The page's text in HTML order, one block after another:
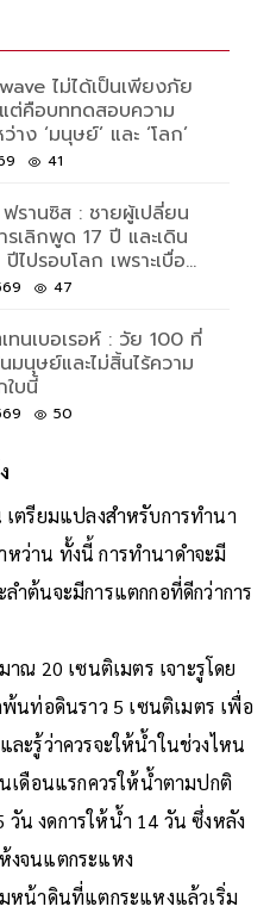
ไม่ได้เป็นเพียงภัย
ต่คือบททดสอบความ
าง ‘มนุษย์’ และ ‘โลก’
41
รานซิส : ชายผู้เปลี่ยน
เลิกพูด 17 ปี และเดิน
ไปรอบโลก เพราะเบื่อ
ง
47
ทนเบอเรอห์ : วัย 100 ที่
มนุษย์และไม่สิ้นไร้ความ
บนี้
50
ตรียมแปลงสำหรับการทำนา
ว่าน ทั้งนี้ การทำนาดำจะมี
ำต้นจะมีการแตกกอที่ดีกว่าการ
ณ 20 เซนติเมตร เจาะรูโดย
นท่อดินราว 5 เซนติเมตร เพื่อ
ะรู้ว่าควรจะให้น้ำในช่วงไหน
เดือนแรกควรให้น้ำตามปกติ
วัน งดการให้น้ำ 14 วัน ซึ่งหลัง
งจนแตกระแหง
หน้าดินที่แตกระแหงแล้วเริ่ม